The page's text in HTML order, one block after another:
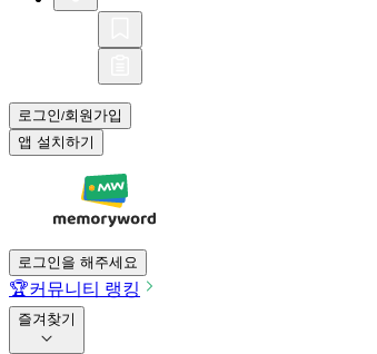
로그인/회원가입
앱 설치하기
로그인을 해주세요
🏆커뮤니티 랭킹
즐겨찾기